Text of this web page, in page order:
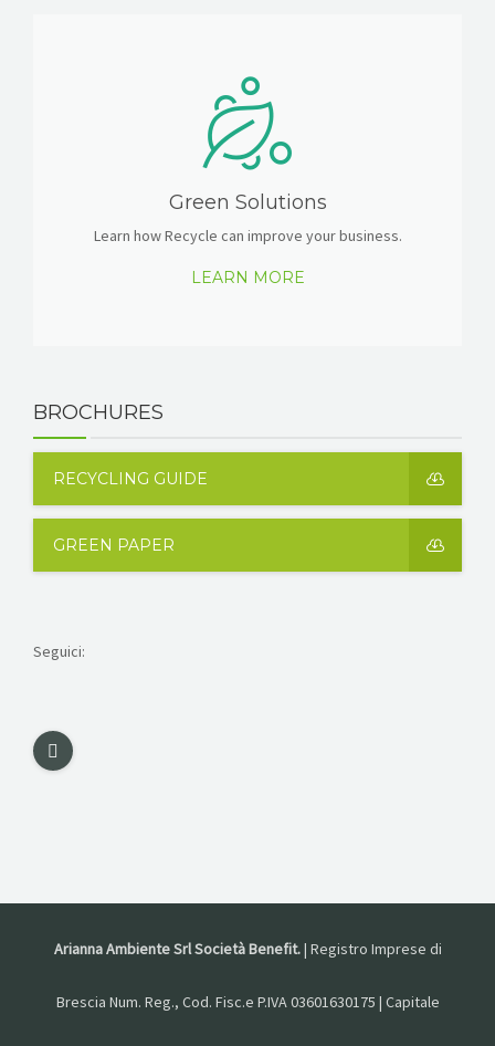
Green Solutions
Learn how Recycle can improve your business.
LEARN MORE
BROCHURES
RECYCLING GUIDE
GREEN PAPER
Seguici:
Arianna Ambiente Srl Società Benefit.| Registro Imprese di
Brescia Num. Reg., Cod. Fisc.e P.IVA 03601630175 | Capitale